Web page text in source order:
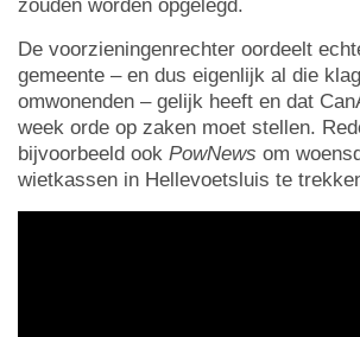
zouden worden opgelegd.
De voorzieningenrechter oordeelt
gemeente – en dus eigenlijk al die
omwonenden – gelijk heeft en dat
week orde op zaken moet stellen.
bijvoorbeeld ook PowNews om
wietkassen in Hellevoetsluis te